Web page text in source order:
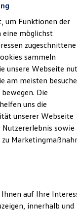
Nutzfahrzeuge
die Heinrich
16:45 Uhr
15:15 Uhr
um Funktionen der
eine möglichst
zugeschnittene
sammeln
unsere Webseite
am meisten
Die
uns die
unserer Webseite
sowie
zu
auf Ihre
innerhalb und